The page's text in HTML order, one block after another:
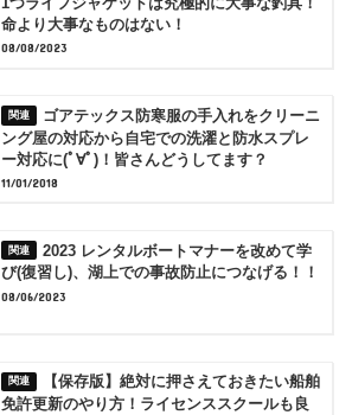
1つライフジャケットは究極的に大事な釣具！
命より大事なものはない！
08/08/2023
ゴアテックス防寒服の手入れをクリーニ
ング屋の対応から自宅での洗濯と防水スプレ
ー対応に(ﾟ∀ﾟ)！皆さんどうしてます？
11/01/2018
2023 レンタルボートマナーを改めて学
び(復習し)、湖上での事故防止につなげる！！
08/06/2023
【保存版】絶対に押さえておきたい船舶
免許更新のやり方！ライセンススクールも良